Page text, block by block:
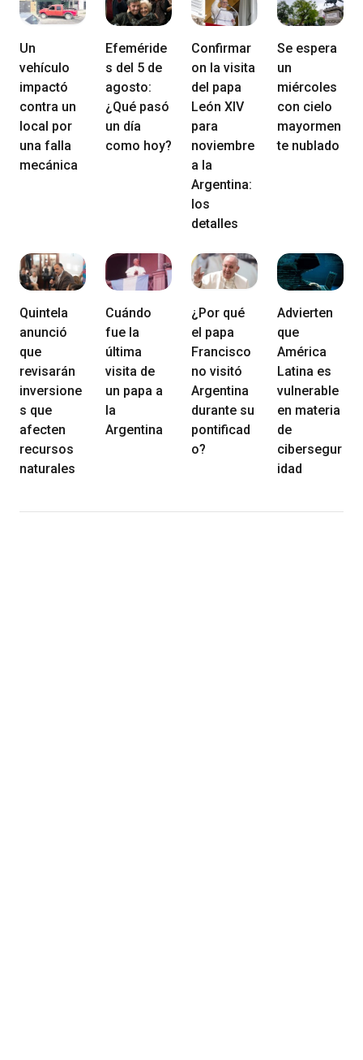
Un
vehículo
impactó
contra un
local por
una falla
mecánica
Efeméride
s del 5 de
agosto:
¿Qué pasó
un día
como hoy?
Confirmar
on la visita
del papa
León XIV
para
noviembre
a la
Argentina:
los
detalles
Se espera
un
miércoles
con cielo
mayormen
te nublado
Quintela
anunció
que
revisarán
inversione
s que
afecten
recursos
naturales
Cuándo
fue la
última
visita de
un papa a
la
Argentina
¿Por qué
el papa
Francisco
no visitó
Argentina
durante su
pontificad
o?
Advierten
que
América
Latina es
vulnerable
en materia
de
cibersegur
idad